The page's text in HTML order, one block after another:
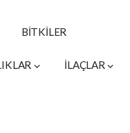
BİTKİLER
İLAÇLAR